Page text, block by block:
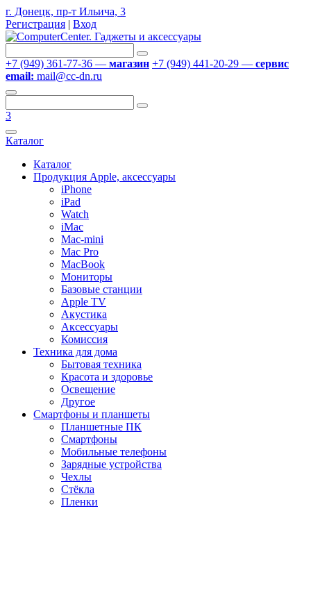
г. Донецк, пр-т Ильича, 3
Регистрация | Вход
+7 (949) 361-77-36 — магазин +7 (949) 441-20-29 — сервис
email: mail@cc-dn.ru
3
Каталог
Каталог
Продукция Apple, аксессуары
iPhone
iPad
Watch
iMac
Mac-mini
Mac Pro
MacBook
Мониторы
Базовые станции
Apple TV
Акустика
Аксессуары
Комиссия
Техника для дома
Бытовая техника
Красота и здоровье
Освещение
Другое
Смартфоны и планшеты
Планшетные ПК
Смартфоны
Мобильные телефоны
Зарядные устройства
Чехлы
Стёкла
Пленки